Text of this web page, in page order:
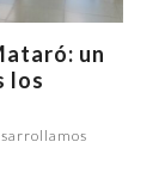
un
los